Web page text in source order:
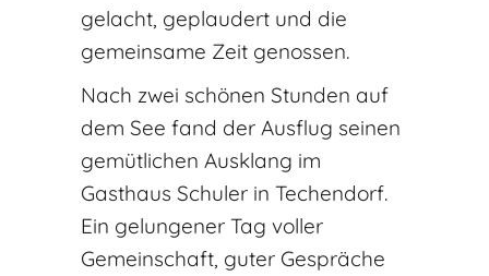
gelacht, geplaudert und die
gemeinsame Zeit genossen.
Nach zwei schönen Stunden auf
dem See fand der Ausflug seinen
gemütlichen Ausklang im
Gasthaus Schuler in Techendorf.
Ein gelungener Tag voller
Gemeinschaft, guter Gespräche